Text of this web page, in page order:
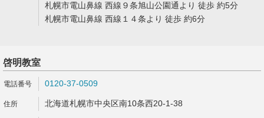
札幌市電山鼻線 西線９条旭山公園通より 徒歩 約5分
札幌市電山鼻線 西線１４条より 徒歩 約6分
啓明教室
0120-37-0509
北海道札幌市中央区南10条西20-1-38